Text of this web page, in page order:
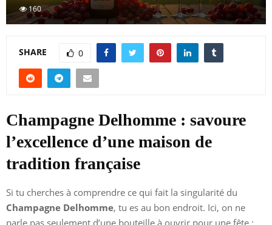
160
SHARE 0
Champagne Delhomme : savoure
l’excellence d’une maison de
tradition française
Si tu cherches à comprendre ce qui fait la singularité du
Champagne Delhomme, tu es au bon endroit. Ici, on ne
parle pas seulement d’une bouteille à ouvrir pour une fête :